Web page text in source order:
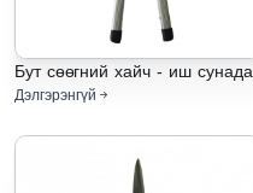
Бут сөөгний хайч - иш
Дэлгэрэнгүй